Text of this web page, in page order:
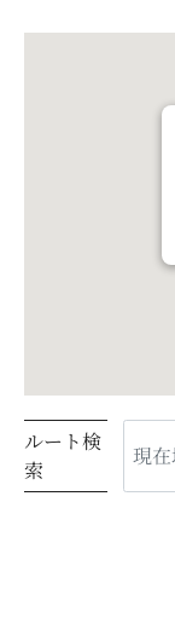
ルート検
索